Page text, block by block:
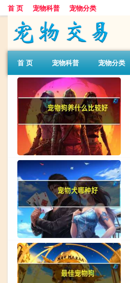
首 页 宠物科普 宠物分类
首 页 宠物科普 宠物分类